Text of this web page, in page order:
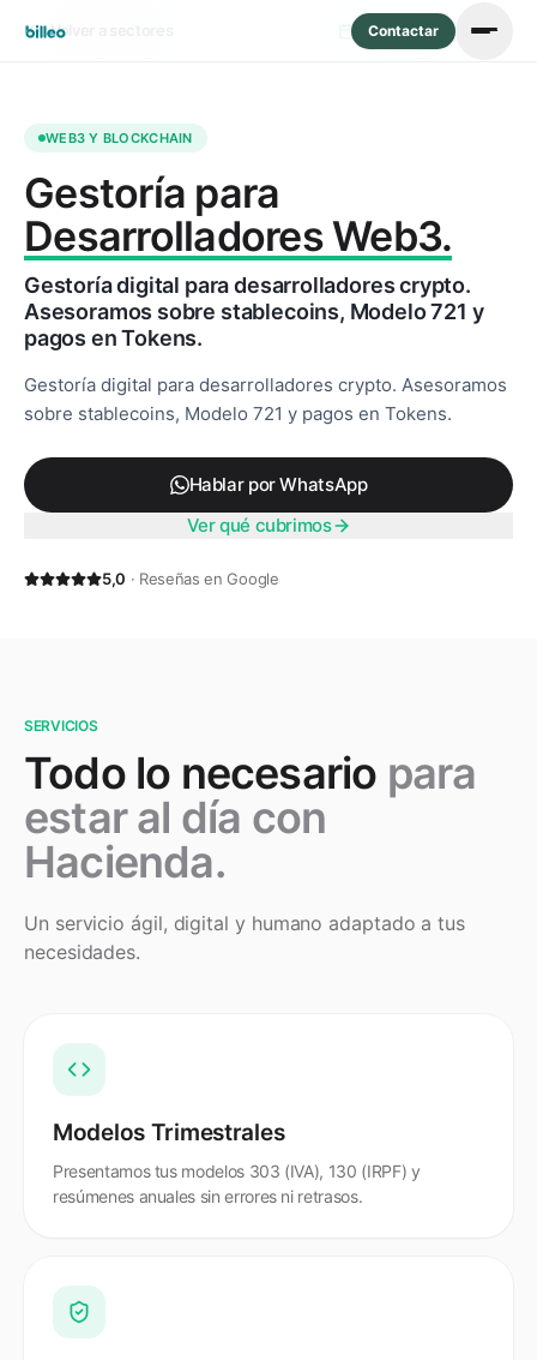
Contactar
Volver a sectores Actualizado: mayo 2026
WEB3 Y BLOCKCHAIN
Gestoría para
Desarrolladores Web3.
Gestoría digital para desarrolladores crypto.
Asesoramos sobre stablecoins, Modelo 721 y
pagos en Tokens.
Gestoría digital para desarrolladores crypto. Asesoramos
sobre stablecoins, Modelo 721 y pagos en Tokens.
Hablar por WhatsApp
Ver qué cubrimos
5,0 · Reseñas en Google
SERVICIOS
Todo lo necesario para
estar al día con
Hacienda.
Un servicio ágil, digital y humano adaptado a tus
necesidades.
Modelos Trimestrales
Presentamos tus modelos 303 (IVA), 130 (IRPF) y
resúmenes anuales sin errores ni retrasos.